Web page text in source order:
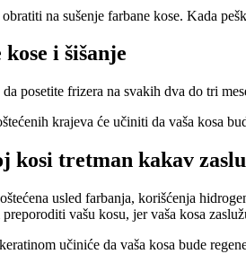
na sušenje farbane kose. Kada
i šišanje
posetite frizera na svakih dva do tri
krajeva će učiniti da vaša kosa
kosi tretman kakav
usled farbanja, korišćenja
vašu kosu, jer vaša kosa
učiniće da vaša kosa bude